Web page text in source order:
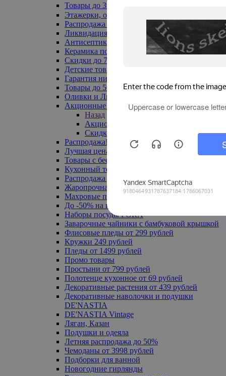
Товары до 399₽
Этажерки, обувницы
Распродажа текстиля до -50%
Ликвидация до -70%
Антисептики
Керамика по 129 руб
Скидки до 70%
Детские товары
Гарантия низкой цены
Товары до 500 руб
Оливки и Лимоны
Акционные товары
Назад
Акционные товары
Скидка 20% по промокоду
Распродажа! Ульяновск до -70%
Лучшая цена
Товары с бесплатной доставкой
Кухонный текстиль
Распродажа до -50%
Жаропрочная посуда
Махровые полотенца
До -50% на ковры
Наборы посуды FORA
Заварочные чайники с бамбуковой крышкой
Флисовые пледы от 299 рублей
Кружки 249 рублей
Пледы от 1499 рублей
Промо товары
Простыни от 799 рублей
Полотенце кухонное от 69 рублей
Декоративные растения от 439 рублей
Декоративные наволочки и подушки
DE'NASTIA
DE'NASTIA Vintage
Ляган, Казан
Подушки и одеяла
Летняя распродажа до 50%
Чемоданы от 3998 рублей
Подборки для ванной
Новогодние гирлянды